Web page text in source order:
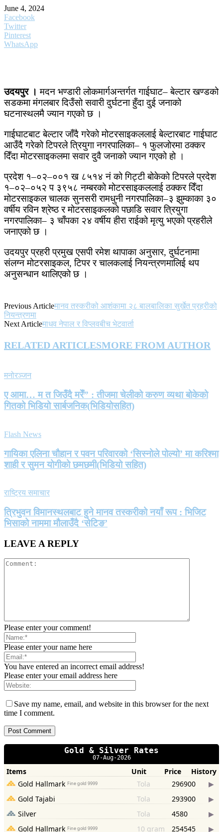
June 4, 2024
Facebook
Twitter
Pinterest
WhatsApp
उदयपुर । मदन भण्डारी लोकमार्गअन्तर्गत गाईघाट– बेल्टार खण्डको
सडकमा मंगलबार दिउँसो सवारी दुर्घटना हुँदा दुई जनाको
घटनास्थलमै ज्यान गएको छ ।
गाईघाटबाट बेल्टार जाँदै गरेको मोटरसाइकललाई बेल्टारबाट गाईघाट
आउँदै गरेको टिपरले त्रियुगा नगरपालिका– १ फुलजोरमा ठक्कर
दिँदा मोटरसाइकलमा सवार दुवै जनाको ज्यान गएको हो ।
प्रदेश १–०२–००१ ख ८५१४ नं को गिट्टी बोकेको टिपरले प्रदेश
१–०२–०५२ प ३९५८ नम्बरको मोटरसाइकललाई ठक्कर दिँदा
मोटरसाइकल चालक सुनसरी रामधुनी नगरपालिका–३ झुम्काका ३०
वर्षीय रविन श्रेष्ठ र मोटरसाइकलको पछाडि सवार त्रियुगा
नगरपालिका– ३ चाँपका २४ वर्षीय हीरा राईको मृत्यु भएको प्रहरीले
जनाएको छ ।
उदयपुर प्रहरी प्रमुख एसपी रमेश थापाका अनुसार, दुर्घटनामा
संलग्न मोटरसाइकल, टिपर र चालकलाई नियन्त्रणमालिई थप
अनुसन्धान थालिएको छ ।
Previous Articleमानव तस्करीको आशंकामा २८ बालबालिका सुर्खेत प्रहरीको
नियन्त्रणमा
Next Articleमाधव नेपाल र विप्लवबीच भेटवार्ता
RELATED ARTICLESMORE FROM AUTHOR
मनोरञ्जन
ए आमा… म त जिउँदै मरेँ” : तीजमा चेलीको करुण व्यथा बोकेको
गितको भिडियो सार्बजनिक(भिडियोसहित)
Flash News
गायिका एलिना चौहान र पवन परिवारको ‘सिस्नोले पोल्यो’ मा करिश्मा
शाही र सुमन योगीको छमछमी(भिडियो सहित)
राष्ट्रिय समाचार
त्रिभुवन विमानस्थलबाट हुने मानव तस्करीको नयाँ रूप : भिजिट
भिसाको नाममा मौलाउँदै ‘सेटिङ’
LEAVE A REPLY
Please enter your comment!
Please enter your name here
You have entered an incorrect email address!
Please enter your email address here
Save my name, email, and website in this browser for the next
time I comment.